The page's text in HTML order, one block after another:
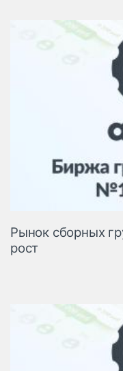
Рынок сборных
рост